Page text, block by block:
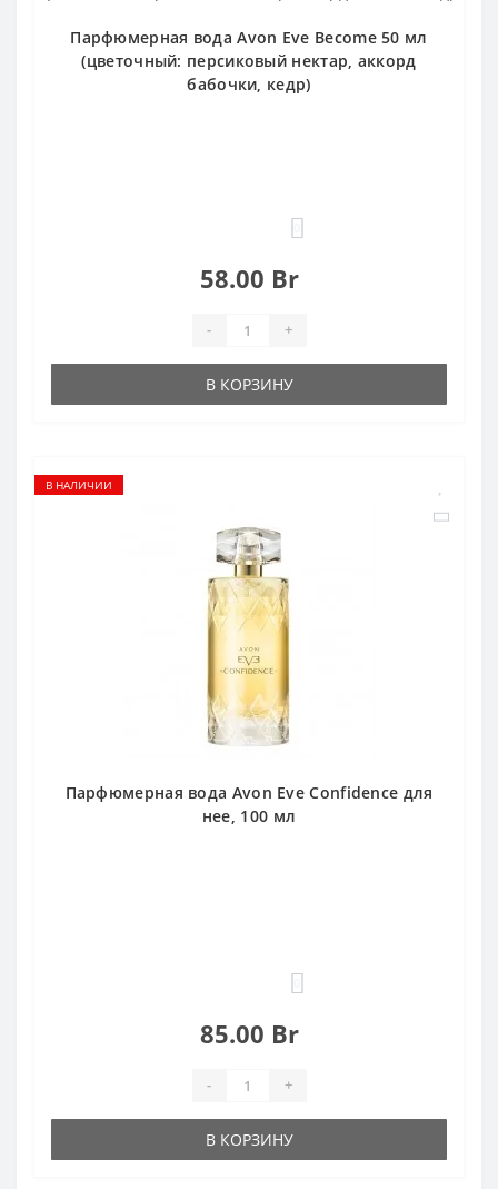
Парфюмерная вода Avon Eve Become 50 мл
(цветочный: персиковый нектар, аккорд
бабочки, кедр)
58.00 Br
- +
В КОРЗИНУ
В НАЛИЧИИ
Парфюмерная вода Avon Eve Confidence для
нее, 100 мл
85.00 Br
- +
В КОРЗИНУ